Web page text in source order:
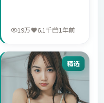
19万 6.1千 1年前
精选